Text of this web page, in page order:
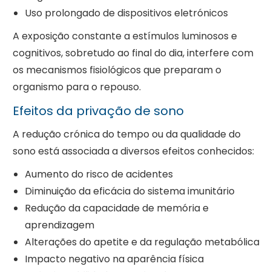
Uso prolongado de dispositivos eletrónicos
A exposição constante a estímulos luminosos e
cognitivos, sobretudo ao final do dia, interfere com
os mecanismos fisiológicos que preparam o
organismo para o repouso.
Efeitos da privação de sono
A redução crónica do tempo ou da qualidade do
sono está associada a diversos efeitos conhecidos:
Aumento do risco de acidentes
Diminuição da eficácia do sistema imunitário
Redução da capacidade de memória e
aprendizagem
Alterações do apetite e da regulação metabólica
Impacto negativo na aparência física